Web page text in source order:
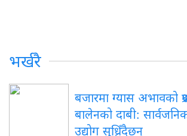
भर्खरै
बजारमा ग्यास अभावको
बालेनको दाबी:
उद्योग सुध्रिँदैछन्